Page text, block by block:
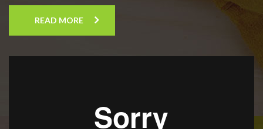
READ MORE